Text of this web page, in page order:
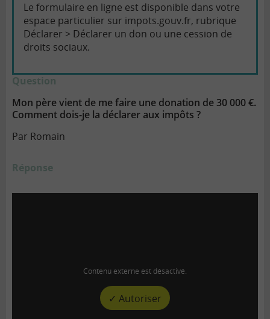
Le formulaire en ligne est disponible dans votre
espace particulier sur impots.gouv.fr, rubrique
Déclarer > Déclarer un don ou une cession de
droits sociaux.
Question
Mon père vient de me faire une donation de 30 000 €.
Comment dois-je la déclarer aux impôts ?
Par Romain
Réponse
Contenu externe est désactivé.
✓ Autoriser